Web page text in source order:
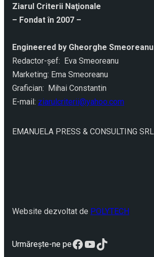
Ziarul Criterii Naţionale
– Fondat în 2007 –
Engineered by Gheorghe Smeoreanu
Redactor-şef: Eva Smeoreanu
Marketing: Ema Smeoreanu
Grafician: Mihai Constantin
E-mail: ziarulcriterii@yahoo.com
EMANUELA PRESS & CONSULTING SRL
Website dezvoltat de POLYTECH
Urmărește-ne peFacebook
YouTube
TikTok